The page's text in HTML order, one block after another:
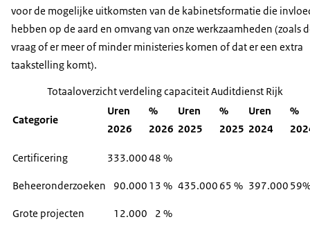
voor de mogelijke uitkomsten van de kabinetsformatie die
hebben op de aard en omvang van onze werkzaamheden (zoals
vraag of er meer of minder ministeries komen of dat er een extra
taakstelling komt).
Totaaloverzicht verdeling capaciteit Auditdienst Rijk
Categorie
Uren
2026
%
2026
Uren
2025
%
2025
Uren
2024
%
Certificering 333.000 48 %
435.000 65 % 397.000
Beheeronderzoeken 90.000 13 %
Grote projecten 12.000 2 %